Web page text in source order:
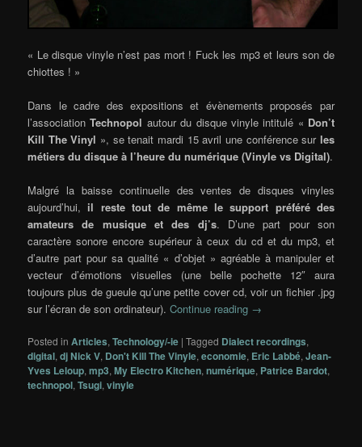
« Le disque vinyle n’est pas mort ! Fuck les mp3 et leurs son de
chiottes ! »
Dans le cadre des expositions et évènements proposés par
l’associationTechnopol autour du disque vinyle intitulé « Don’t
Kill The Vinyl », se tenait mardi 15 avril une conférence sur les
métiers du disque à l’heure du numérique (Vinyle vs Digital).
Malgré la baisse continuelle des ventes de disques vinyles
aujourd’hui, il reste tout de même le support préféré des
amateurs de musique et des dj’s. D’une part pour son
caractère sonore encore supérieur à ceux du cd et du mp3, et
d’autre part pour sa qualité « d’objet » agréable à manipuler et
vecteur d’émotions visuelles (une belle pochette 12″ aura
toujours plus de gueule qu’une petite cover cd, voir un fichier .jpg
sur l’écran de son ordinateur).Continue reading →
Posted in Articles,Technology/-ie |Tagged Dialect recordings,
digital,dj Nick V, Don't Kill The Vinyle,economie, Eric Labbé,Jean-
Yves Leloup,mp3,My Electro Kitchen,numérique, Patrice Bardot,
technopol,Tsugi,vinyle